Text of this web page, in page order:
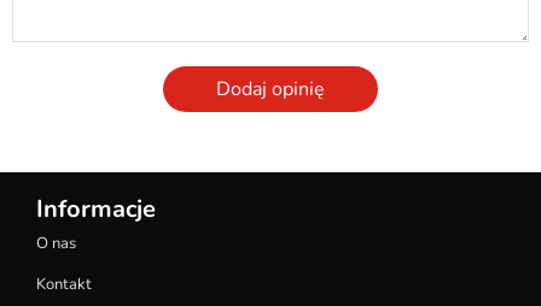
Dodaj opinię
Informacje
O nas
Kontakt